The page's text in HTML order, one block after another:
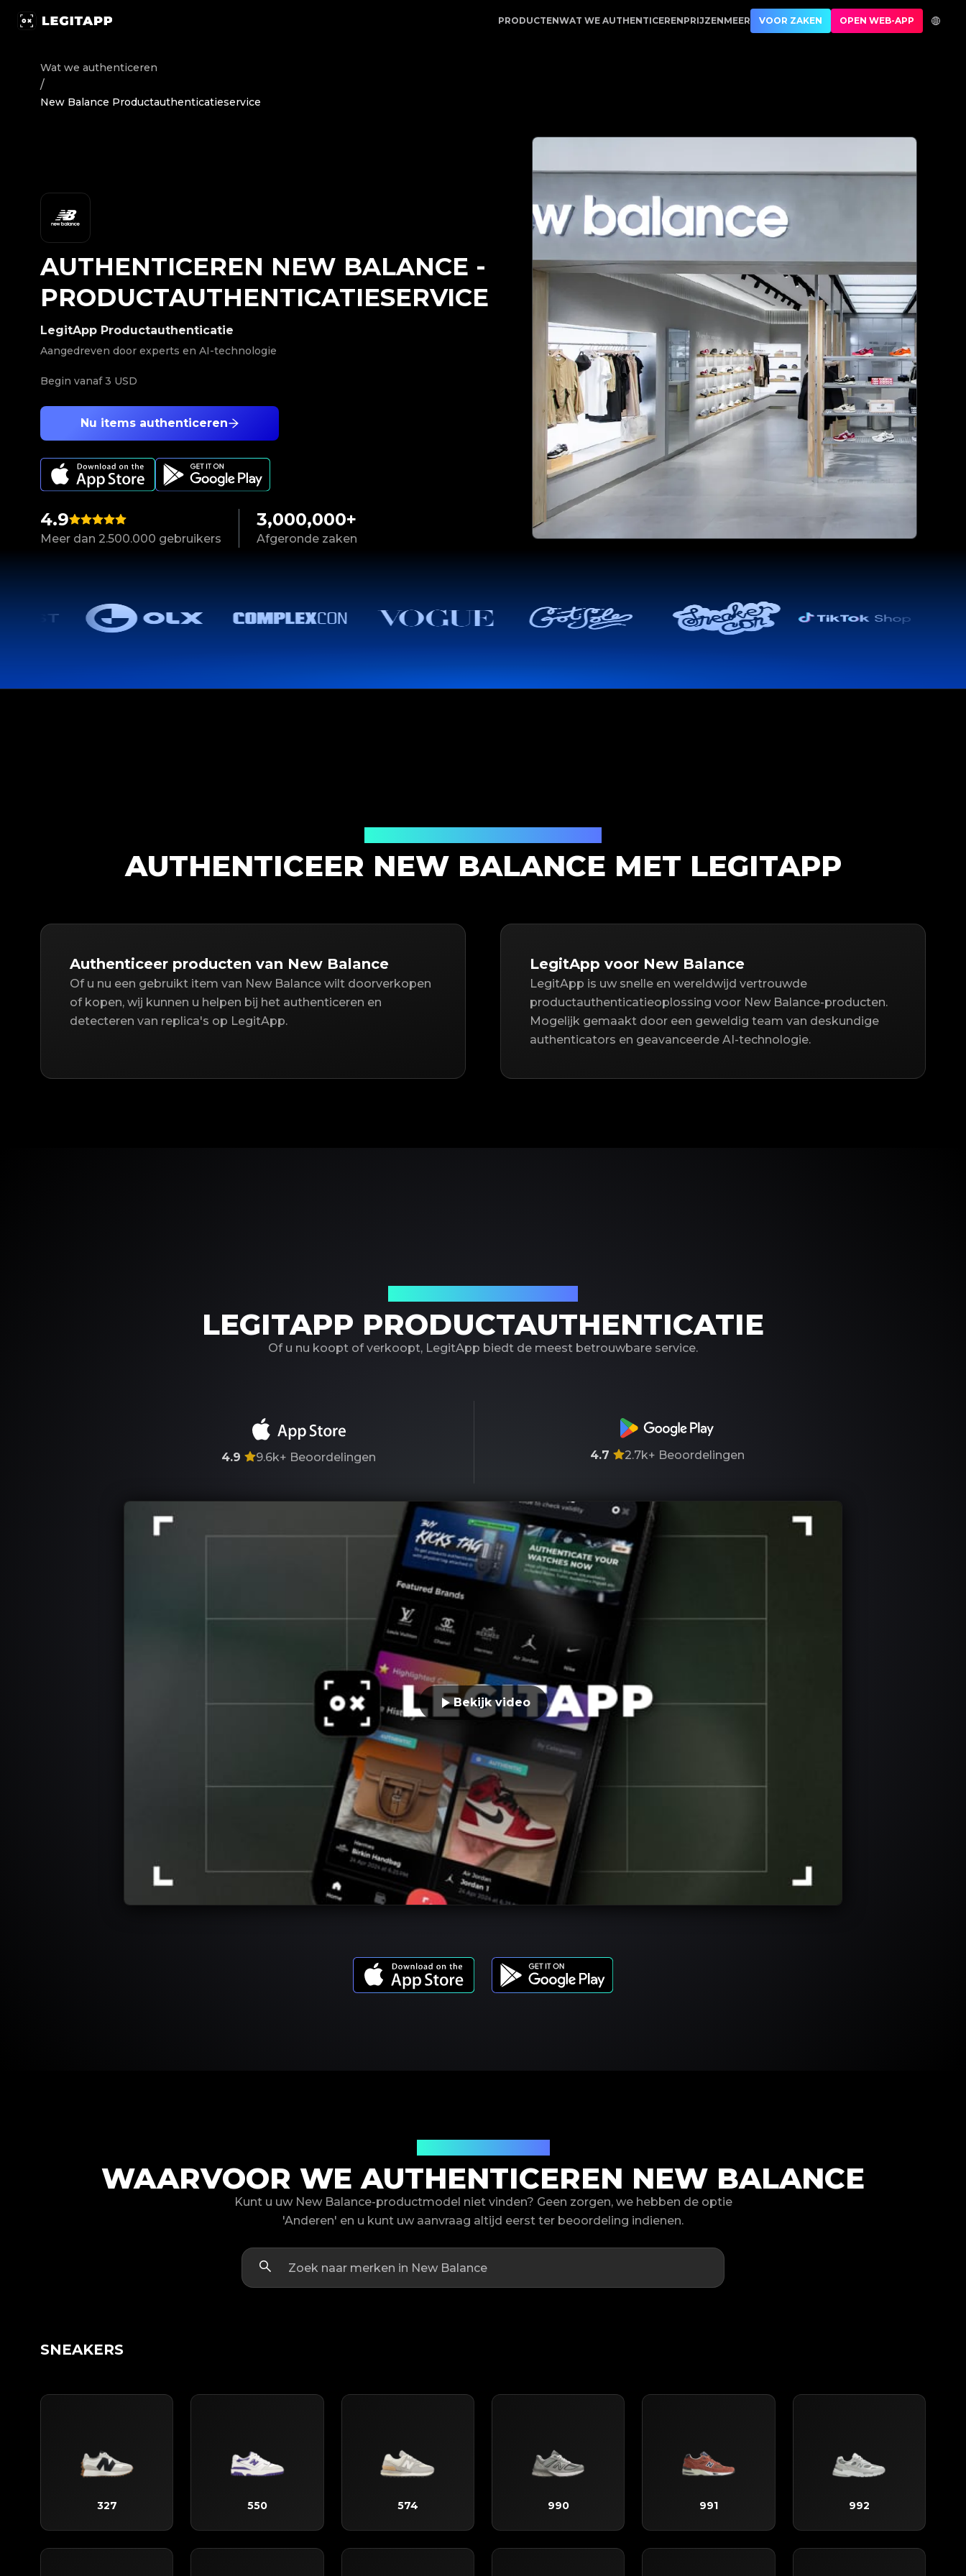
Authenticeren New Balance - Productauthenticatieservice | LegitApp | Uw betrouwbare partner voor luxe productauthenticatie | No.1 Best Authentication
PRODUCTENWAT WE AUTHENTICERENPRIJZENMEER VOOR ZAKEN OPEN WEB-APP
Wat we authenticeren
/
New Balance Productauthenticatieservice
4.9
Meer dan 2.500.000 gebruikers
3,000,000+
Afgeronde zaken
Nu items authenticeren
LegitApp Productauthenticatie
Aangedreven door experts en AI-technologie
Begin vanaf3 USD
AUTHENTICEREN NEW BALANCE -
PRODUCTAUTHENTICATIESERVICE
AUTHENTICEER NEW BALANCE MET LEGITAPP
Authenticeer producten van New Balance
Of u nu een gebruikt item van New Balance wilt doorverkopen
of kopen, wij kunnen u helpen bij het authenticeren en
detecteren van replica's op LegitApp.
LegitApp voor New Balance
LegitApp is uw snelle en wereldwijd vertrouwde
productauthenticatieoplossing voor New Balance-producten.
Mogelijk gemaakt door een geweldig team van deskundige
authenticators en geavanceerde AI-technologie.
LEGITAPP PRODUCTAUTHENTICATIE
Of u nu koopt of verkoopt, LegitApp biedt de meest betrouwbare service.
4.9 9.6k+ Beoordelingen 4.7 2.7k+ Beoordelingen
Bekijk video
WAARVOOR WE AUTHENTICEREN NEW BALANCE
Kunt u uw New Balance-productmodel niet vinden? Geen zorgen, we hebben de optie
'Anderen' en u kunt uw aanvraag altijd eerst ter beoordeling indienen.
SNEAKERS
327 550 574 990 991 992